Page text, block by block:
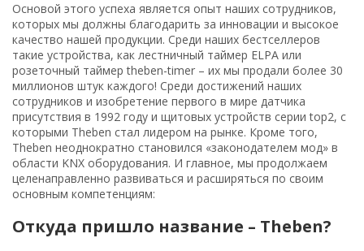
Основой этого успеха является опыт наших сотрудников,
которых мы должны благодарить за инновации и высокое
качество нашей продукции. Среди наших бестселлеров
такие устройства, как лестничный таймер ELPA или
розеточный таймер theben-timer – их мы продали более 30
миллионов штук каждого! Среди достижений наших
сотрудников и изобретение первого в мире датчика
присутствия в 1992 году и щитовых устройств серии top2, с
которыми Theben стал лидером на рынке. Кроме того,
Theben неоднократно становился «законодателем мод» в
области KNX оборудования. И главное, мы продолжаем
целенаправленно развиваться и расширяться по своим
основным компетенциям:
Откуда пришло название – Theben?